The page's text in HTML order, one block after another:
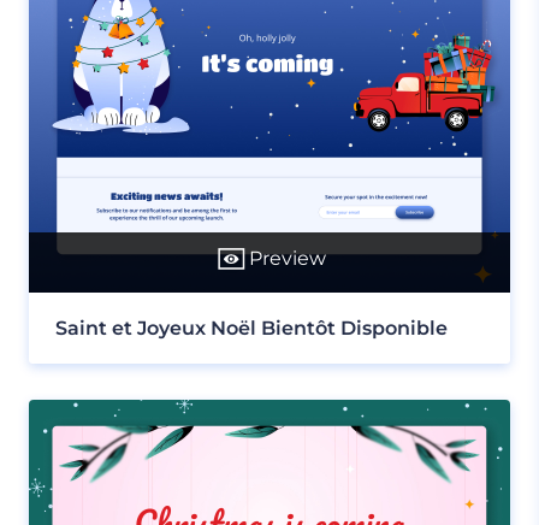
Preview
Saint et Joyeux Noël Bientôt Disponible